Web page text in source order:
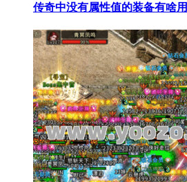
传奇中没有属性值的装备有啥用